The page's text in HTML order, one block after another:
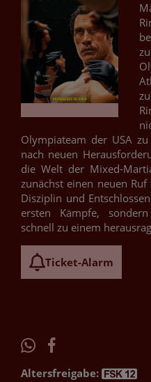
Olympiateam der USA
nach neuen
die Welt der Mixed-
zunächst einen neuen
Disziplin und
ersten Kämpfe,
schnell zu einem
Ticket-Alarm
Altersfreigabe: